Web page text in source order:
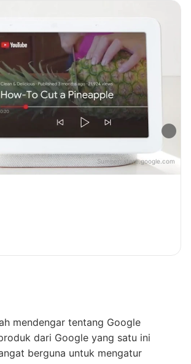
Sumber:store.google.com
mendengar tentang Google
dari Google yang satu ini
berguna untuk mengatur